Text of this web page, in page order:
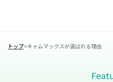
トップ>キャムマックスが選ばれる理由